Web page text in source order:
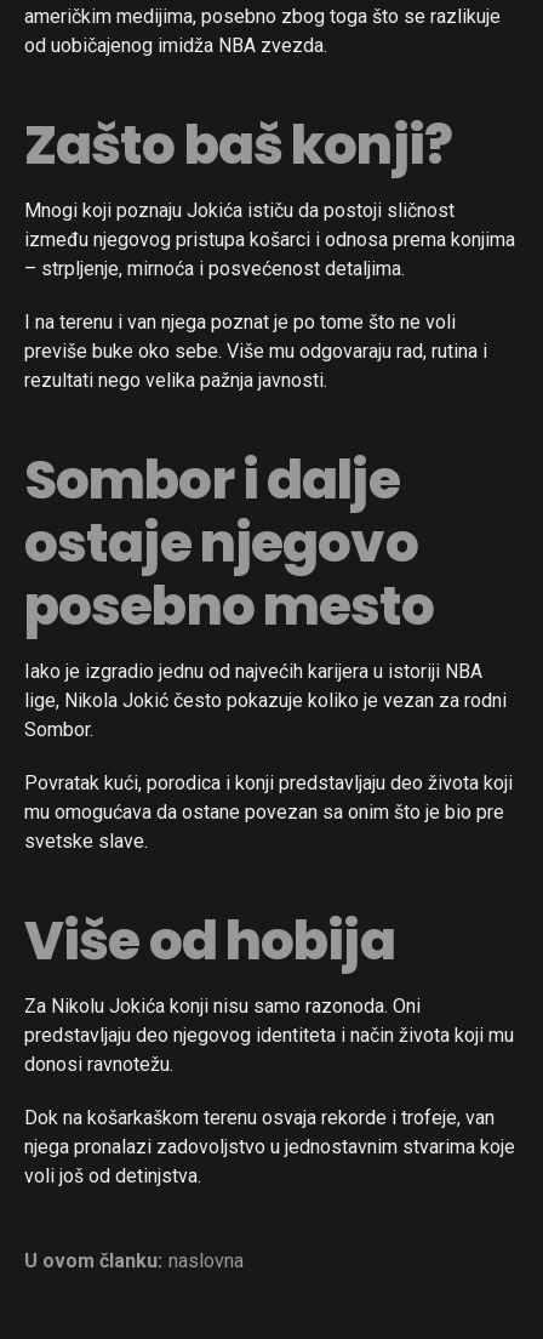
američkim medijima, posebno zbog toga što se razlikuje
od uobičajenog imidža NBA zvezda.
Zašto baš konji?
Mnogi koji poznaju Jokića ističu da postoji sličnost
između njegovog pristupa košarci i odnosa prema konjima
– strpljenje, mirnoća i posvećenost detaljima.
I na terenu i van njega poznat je po tome što ne voli
previše buke oko sebe. Više mu odgovaraju rad, rutina i
rezultati nego velika pažnja javnosti.
Sombor i dalje
ostaje njegovo
posebno mesto
Iako je izgradio jednu od najvećih karijera u istoriji NBA
lige, Nikola Jokić često pokazuje koliko je vezan za rodni
Sombor.
Povratak kući, porodica i konji predstavljaju deo života koji
mu omogućava da ostane povezan sa onim što je bio pre
svetske slave.
Više od hobija
Za Nikolu Jokića konji nisu samo razonoda. Oni
predstavljaju deo njegovog identiteta i način života koji mu
donosi ravnotežu.
Dok na košarkaškom terenu osvaja rekorde i trofeje, van
njega pronalazi zadovoljstvo u jednostavnim stvarima koje
voli još od detinjstva.
U ovom članku: naslovna